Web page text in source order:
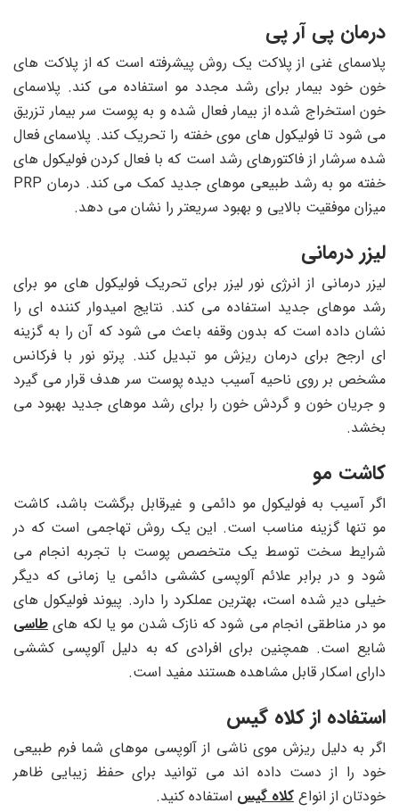
درمان پی آر پی
پلاسمای غنی از پلاکت یک روش پیشرفته است که از پلاکت های
خون خود بیمار برای رشد مجدد مو استفاده می کند. پلاسمای
خون استخراج شده از بیمار فعال شده و به پوست سر بیمار تزریق
می شود تا فولیکول های موی خفته را تحریک کند. پلاسمای فعال
شده سرشار از فاکتورهای رشد است که با فعال کردن فولیکول های
خفته مو به رشد طبیعی موهای جدید کمک می کند. درمان PRP
میزان موفقیت بالایی و بهبود سریعتر را نشان می دهد.
لیزر درمانی
لیزر درمانی از انرژی نور لیزر برای تحریک فولیکول های مو برای
رشد موهای جدید استفاده می کند. نتایج امیدوار کننده ای را
نشان داده است که بدون وقفه باعث می شود که آن را به گزینه
ای ارجح برای درمان ریزش مو تبدیل کند. پرتو نور با فرکانس
مشخص بر روی ناحیه آسیب دیده پوست سر هدف قرار می گیرد
و جریان خون و گردش خون را برای رشد موهای جدید بهبود می
بخشد.
کاشت مو
اگر آسیب به فولیکول مو دائمی و غیرقابل برگشت باشد، کاشت
مو تنها گزینه مناسب است. این یک روش تهاجمی است که در
شرایط سخت توسط یک متخصص پوست با تجربه انجام می
شود و در برابر علائم آلوپسی کششی دائمی یا زمانی که دیگر
خیلی دیر شده است، بهترین عملکرد را دارد. پیوند فولیکول های
مو در مناطقی انجام می شود که نازک شدن مو یا لکه های طاسی
شایع است. همچنین برای افرادی که به دلیل آلوپسی کششی
دارای اسکار قابل مشاهده هستند مفید است.
استفاده از کلاه گیس
اگر به دلیل ریزش موی ناشی از آلوپسی موهای شما فرم طبیعی
خود را از دست داده اند می توانید برای حفظ زیبایی ظاهر
خودتان از انواع کلاه گیس استفاده کنید.